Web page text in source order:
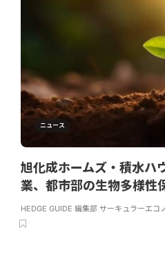
ニュース
旭化成ホームズ・積水ハ
業、都市部の生物多様性
HEDGE GUIDE 編集部 サーキュラーエコ